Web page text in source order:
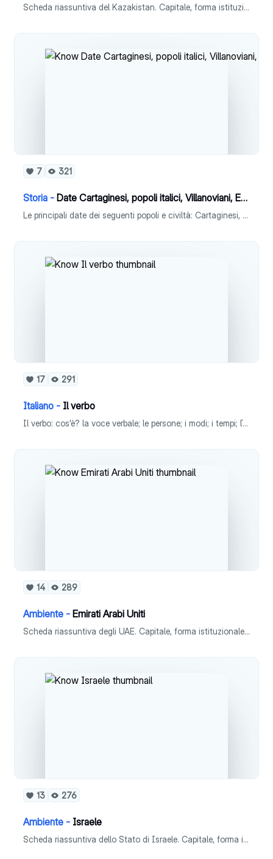
Scheda riassuntiva del Kazakistan. Capitale, forma istituzionale, superficie, popolazione, densità, lingua, religione, moneta, PIL pro capite e ISU.
7 321
Storia - Date Cartaginesi, popoli italici, Villanoviani, Etruschi, civiltà del Mediterraneo, Romani (origini)
Le principali date dei seguenti popoli e civiltà: Cartaginesi, popoli italici, Villanoviani, Etruschi, civiltà del Mediterraneo, Romani (origini)
17 291
Italiano - Il verbo
Il verbo: cos'è? la voce verbale; le persone; i modi; i tempi; ľaspetto
14 289
Ambiente - Emirati Arabi Uniti
Scheda riassuntiva degli UAE. Capitale, forma istituzionale, superficie, popolazione, densità, lingua, religione, moneta, PIL pro capite e ISU.
13 276
Ambiente - Israele
Scheda riassuntiva dello Stato di Israele. Capitale, forma istituzionale, superficie, popolazione, densità, lingua, religione, moneta, PIL pro capite e ISU.